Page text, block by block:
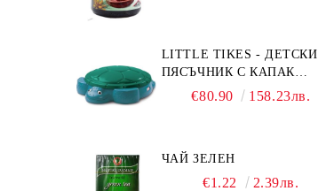
LITTLE TIKES - ДЕТСКИ
ПЯСЪЧНИК С КАПАК
TURTLE€80.90 158.23лв.
ЧАЙ ЗЕЛЕН
€1.22 2.39лв.